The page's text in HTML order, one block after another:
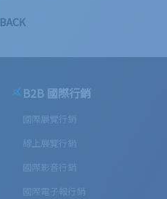
BACK
B2B 國際行銷
國際展覽行銷
線上展覽行銷
國際影音行銷
國際電子報行銷